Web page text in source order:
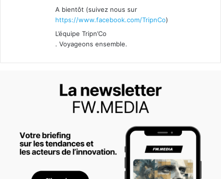
A bientôt (suivez nous sur
https://www.facebook.com/TripnCo)
L’équipe Tripn’Co
. Voyageons ensemble.